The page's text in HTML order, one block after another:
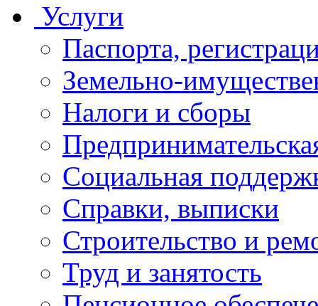
Услуги
Паспорта,
Земельно-
Налоги и сборы
Социальная
Справки, выписки
Строительство и
Труд и занятость